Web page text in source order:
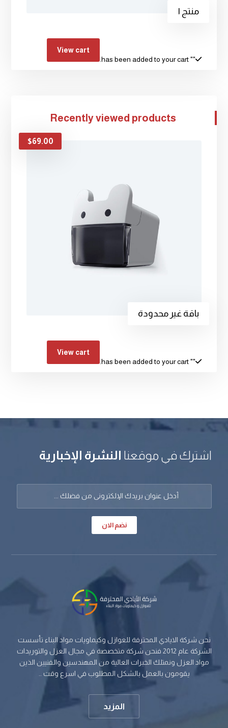
منتج ١
"
" has been added to your cart.
View cart
Recently viewed products
باقة غير محدودة
$69.00
"
" has been added to your cart.
View cart
اشترك في موقعنا النشرة الإخبارية
نضم الان
نحن شركة الايادي المحترفة للعوازل وكيماويات مواد البناء تأسست
الشركة عام 2012 فنحن شركة متخصصة في مجال العزل والتوريدات
مواد العزل ونمتلك الخبرات العالية من المهندسين والفنيين الذين
يقومون بالعمل بالشكل المطلوب في اسرع وقت ..
المزيد